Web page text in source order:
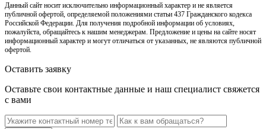
Данный сайт носит исключительно информационный характер и не является
публичной офертой, определяемой положениями статьи 437 Гражданского кодекса
Российской Федерации. Для получения подробной информации об условиях,
пожалуйста, обращайтесь к нашим менеджерам. Предложение и цены на сайте носят
информационный характер и могут отличаться от указанных, не являются публичной
офертой.
Оставить заявку
Оставьте свои контактные данные и наш специалист свяжется
с вами